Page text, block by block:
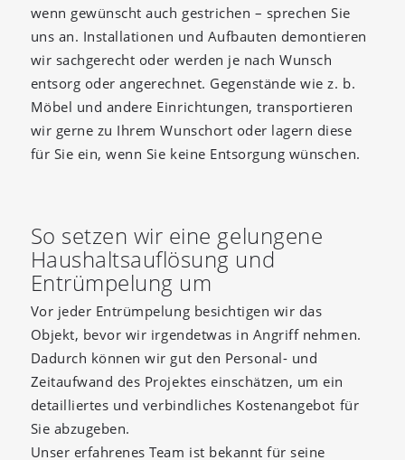
wenn gewünscht auch gestrichen – sprechen Sie
uns an. Installationen und Aufbauten demontieren
wir sachgerecht oder werden je nach Wunsch
entsorg oder angerechnet. Gegenstände wie z. b.
Möbel und andere Einrichtungen, transportieren
wir gerne zu Ihrem Wunschort oder lagern diese
für Sie ein, wenn Sie keine Entsorgung wünschen.
So setzen wir eine gelungene
Haushaltsauflösung und
Entrümpelung um
Vor jeder Entrümpelung besichtigen wir das
Objekt, bevor wir irgendetwas in Angriff nehmen.
Dadurch können wir gut den Personal- und
Zeitaufwand des Projektes einschätzen, um ein
detailliertes und verbindliches Kostenangebot für
Sie abzugeben.
Unser erfahrenes Team ist bekannt für seine